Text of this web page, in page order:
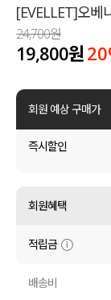
티셔츠
팬츠
셔츠
원피스
액티브
아우터
[EVELLET]오베
24,700원
19,800원20
회원 예상 구매가
즉시할인
회원혜택
적립금
배송비